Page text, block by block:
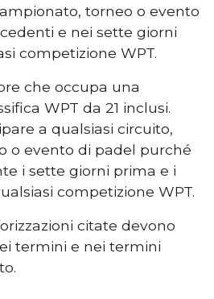
torneo o evento
e nei sette giorni
competizione WPT.
che occupa una
WPT da 21 inclusi.
a qualsiasi circuito,
o evento di padel purché
i sette giorni prima e i
competizione WPT.
citate devono
termini e nei termini